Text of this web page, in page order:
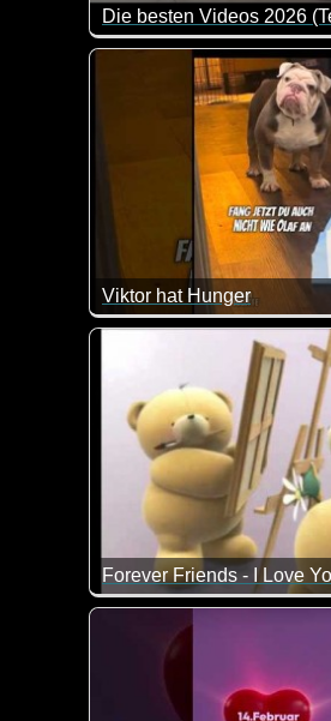
Die besten Videos 2026
Eine tolle
Viktor hat Hunger
Da würde ich auch lieber
Forever Friends - I Love
Zum Valentinstag dürfen